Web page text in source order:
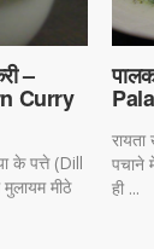
–
Curry
के पत्ते (Dill
मीठे
पचाने
ही ...